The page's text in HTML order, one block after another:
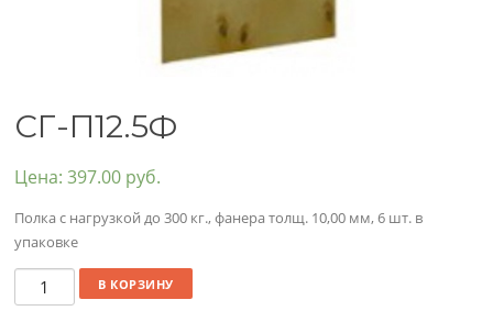
СГ-П12.5Ф
Цена:397.00 руб.
Полка с нагрузкой до 300 кг., фанера толщ. 10,00 мм, 6 шт. в
упаковке
Количество
В КОРЗИНУ